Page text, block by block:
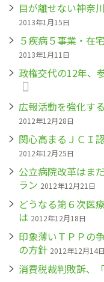
目が離せない神
2013年1月15日
５疾病５事業・
2013年1月11日
政権交代の12年、
広報活動を強化
2012年12月28日
関心高まるＪＣ
2012年12月25日
公立病院改革は
ラン 2012年12月21日
どうなる第６次
は 2012年12月18日
印象薄いＴＰＰ
の方針 2012年12月14日
消費税裁判敗訴、